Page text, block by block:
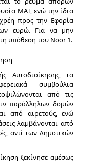
ΜΑΤ, ενώ την ίδια
προς την Εφορία
ευρώ. Για να μην
υπόθεση του Noor 1.
Αυτοδιοίκησης, τα
συμβούλια
από τις
παράλληλων δομών
από αιρετούς, ενώ
λαμβάνονται από
αντί των Δημοτικών
ξεκίνησε αμέσως